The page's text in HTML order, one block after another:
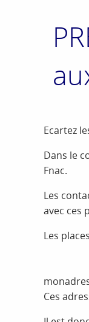
Ecartez
Dans le
Fnac.
Les
avec ces
Les
Ces